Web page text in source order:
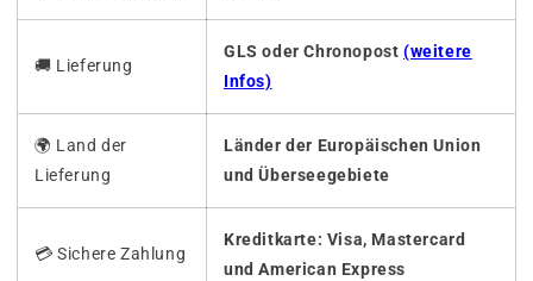
🚚 Lieferung
GLS oder Chronopost (weitere
Infos)
🌍 Land der
Lieferung
Länder der Europäischen Union
und Überseegebiete
💳 Sichere Zahlung
Kreditkarte: Visa, Mastercard
und American Express